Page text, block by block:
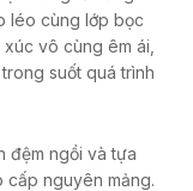
léo cùng lớp bọc
vô cùng êm ái,
suốt quá trình
đệm ngồi và tựa
cấp nguyên mảng.